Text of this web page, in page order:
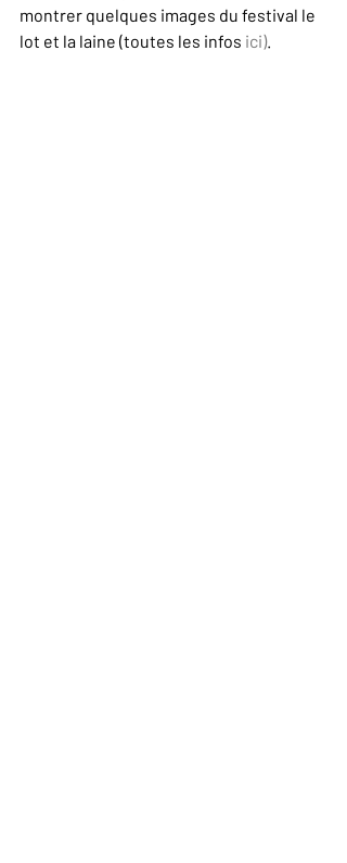
montrer quelques images du festival le
lot et la laine (toutes les infos ici).